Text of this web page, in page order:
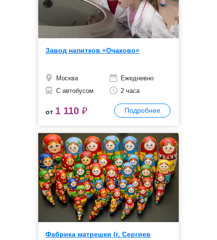
Завод напитков «Очаково»
Москва
Ежедневно
С автобусом
2 часа
Подробнее
от 1 110 ₽
Фабрика матрешки (г. Сергиев